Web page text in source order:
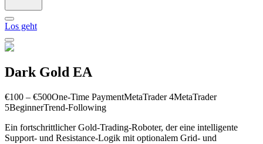
Los geht
Dark Gold EA
€100 – €500One-Time PaymentMetaTrader 4MetaTrader
5BeginnerTrend-Following
Ein fortschrittlicher Gold-Trading-Roboter, der eine intelligente
Support- und Resistance-Logik mit optionalem Grid- und